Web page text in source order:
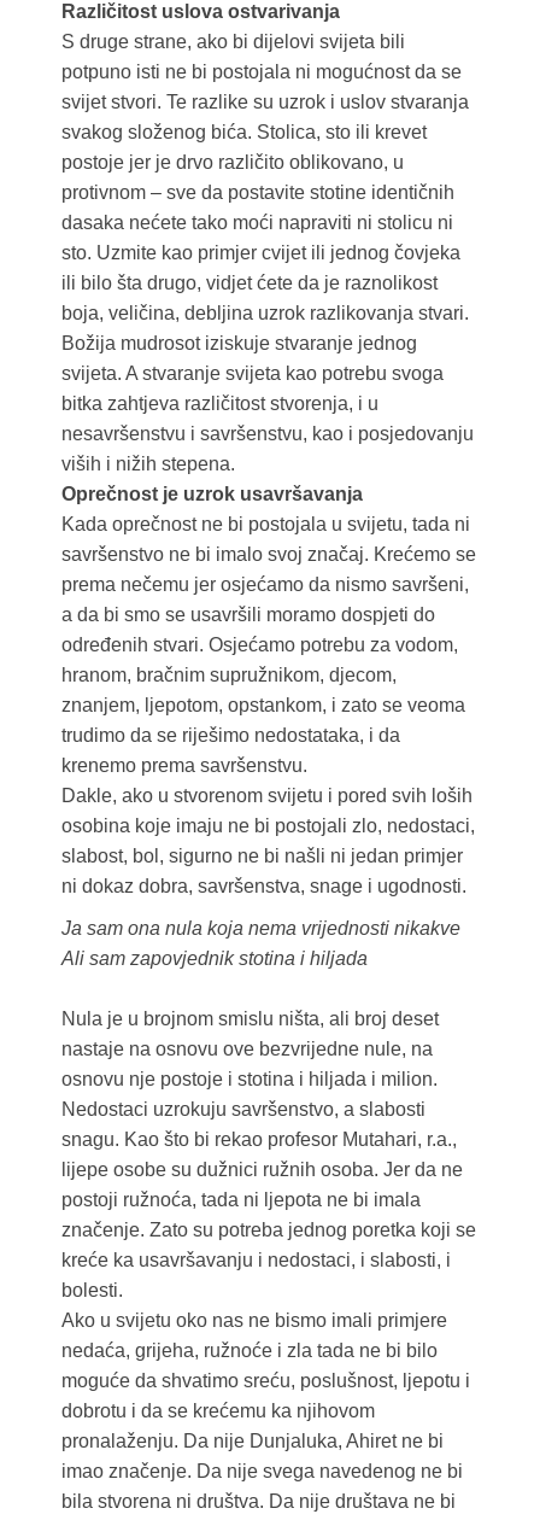
Različitost uslova ostvarivanja
S druge strane, ako bi dijelovi svijeta bili
potpuno isti ne bi postojala ni mogućnost da se
svijet stvori. Te razlike su uzrok i uslov stvaranja
svakog složenog bića. Stolica, sto ili krevet
postoje jer je drvo različito oblikovano, u
protivnom – sve da postavite stotine identičnih
dasaka nećete tako moći napraviti ni stolicu ni
sto. Uzmite kao primjer cvijet ili jednog čovjeka
ili bilo šta drugo, vidjet ćete da je raznolikost
boja, veličina, debljina uzrok razlikovanja stvari.
Božija mudrosot iziskuje stvaranje jednog
svijeta. A stvaranje svijeta kao potrebu svoga
bitka zahtjeva različitost stvorenja, i u
nesavršenstvu i savršenstvu, kao i posjedovanju
viših i nižih stepena.
Oprečnost je uzrok usavršavanja
Kada oprečnost ne bi postojala u svijetu, tada ni
savršenstvo ne bi imalo svoj značaj. Krećemo se
prema nečemu jer osjećamo da nismo savršeni,
a da bi smo se usavršili moramo dospjeti do
određenih stvari. Osjećamo potrebu za vodom,
hranom, bračnim supružnikom, djecom,
znanjem, ljepotom, opstankom, i zato se veoma
trudimo da se riješimo nedostataka, i da
krenemo prema savršenstvu.
Dakle, ako u stvorenom svijetu i pored svih loših
osobina koje imaju ne bi postojali zlo, nedostaci,
slabost, bol, sigurno ne bi našli ni jedan primjer
ni dokaz dobra, savršenstva, snage i ugodnosti.
Ja sam ona nula koja nema vrijednosti nikakve
Ali sam zapovjednik stotina i hiljada
Nula je u brojnom smislu ništa, ali broj deset
nastaje na osnovu ove bezvrijedne nule, na
osnovu nje postoje i stotina i hiljada i milion.
Nedostaci uzrokuju savršenstvo, a slabosti
snagu. Kao što bi rekao profesor Mutahari, r.a.,
lijepe osobe su dužnici ružnih osoba. Jer da ne
postoji ružnoća, tada ni ljepota ne bi imala
značenje. Zato su potreba jednog poretka koji se
kreće ka usavršavanju i nedostaci, i slabosti, i
bolesti.
Ako u svijetu oko nas ne bismo imali primjere
nedaća, grijeha, ružnoće i zla tada ne bi bilo
moguće da shvatimo sreću, poslušnost, ljepotu i
dobrotu i da se krećemu ka njihovom
pronalaženju. Da nije Dunjaluka, Ahiret ne bi
imao značenje. Da nije svega navedenog ne bi
bila stvorena ni društva. Da nije društava ne bi